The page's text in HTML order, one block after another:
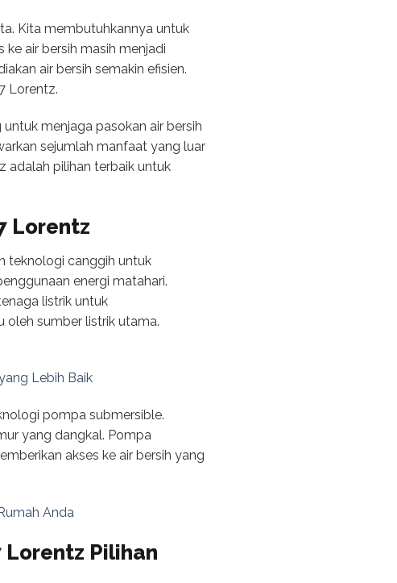
Kita membutuhkannya untuk
air bersih masih menjadi
air bersih semakin efisien.
Lorentz.
menjaga pasokan air bersih
sejumlah manfaat yang luar
adalah pilihan terbaik untuk
Lorentz
teknologi canggih untuk
energi matahari.
listrik untuk
oleh sumber listrik utama.
Lebih Baik
pompa submersible.
yang dangkal. Pompa
akses ke air bersih yang
Anda
Lorentz Pilihan